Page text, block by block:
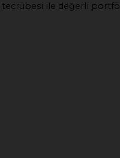
tecrübesi ile değerli